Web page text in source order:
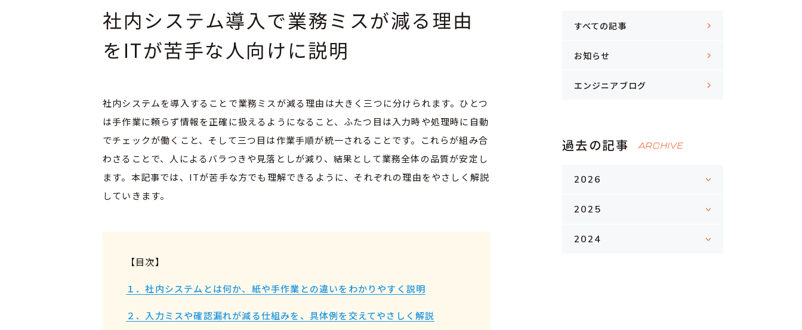
社内システム導入で業務ミスが減る理由
をITが苦手な人向けに説明
社内システムを導入することで業務ミスが減る理由は大きく三つに分けられます。ひとつ
は手作業に頼らず情報を正確に扱えるようになること、ふたつ目は入力時や処理時に自動
でチェックが働くこと、そして三つ目は作業手順が統一されることです。これらが組み合
わさることで、人によるバラつきや見落としが減り、結果として業務全体の品質が安定し
ます。本記事では、ITが苦手な方でも理解できるように、それぞれの理由をやさしく解説
していきます。
【目次】
１．社内システムとは何か、紙や手作業との違いをわかりやすく説明
２．入力ミスや確認漏れが減る仕組みを、具体例を交えてやさしく解説
すべての記事
お知らせ
エンジニアブログ
過去の記事 ARCHIVE
2026
2025
2024